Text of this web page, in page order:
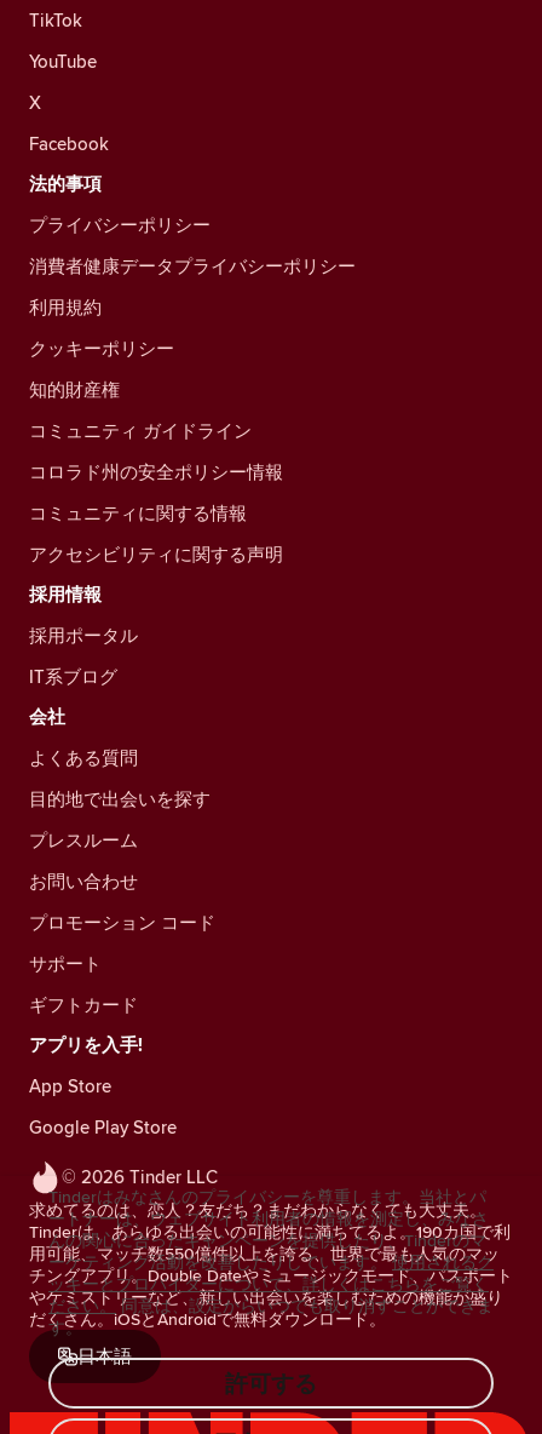
© 2026 Tinder LLC
求めてるのは、恋人？友だち？まだわからなくても大丈夫。
Tinderは、あらゆる出会いの可能性に満ちてるよ。190カ国で利
用可能、マッチ数550億件以上を誇る、世界で最も人気のマッ
チングアプリ。Double Dateやミュージックモード、パスポート
やケミストリーなど、新しい出会いを楽しむための機能が盛り
だくさん。iOSとAndroidで無料ダウンロード。
日本語
TikTok
YouTube
X
Facebook
法的事項
プライバシーポリシー
消費者健康データプライバシーポリシー
利用規約
クッキーポリシー
知的財産権
コミュニティ ガイドライン
コロラド州の安全ポリシー情報
コミュニティに関する情報
アクセシビリティに関する声明
採用情報
採用ポータル
IT系ブログ
会社
よくある質問
目的地で出会いを探す
プレスルーム
お問い合わせ
プロモーション コード
サポート
ギフトカード
アプリを入手!
App Store
Google Play Store
Tinderはみなさんのプライバシーを尊重します。当社とパ
ートナーは、ウェブサイト利用者の情報を測定し、みなさ
んの関心に合ったキャンペーンを提供したり、Tinderのマ
ーケティング活動を改善したりしています。 使用されるク
ッキーとプロバイダーについて、詳しくはこちらをご覧く
ださい。 同意は、設定からいつでも取り消すことができま
す。
許可する